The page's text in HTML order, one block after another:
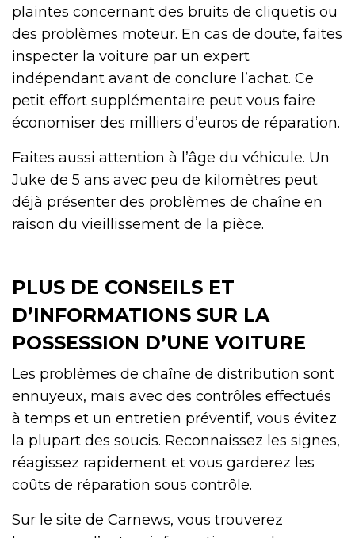
plaintes concernant des bruits de cliquetis ou
des problèmes moteur. En cas de doute, faites
inspecter la voiture par un expert
indépendant avant de conclure l’achat. Ce
petit effort supplémentaire peut vous faire
économiser des milliers d’euros de réparation.
Faites aussi attention à l’âge du véhicule. Un
Juke de 5 ans avec peu de kilomètres peut
déjà présenter des problèmes de chaîne en
raison du vieillissement de la pièce.
PLUS DE CONSEILS ET
D’INFORMATIONS SUR LA
POSSESSION D’UNE VOITURE
Les problèmes de chaîne de distribution sont
ennuyeux, mais avec des contrôles effectués
à temps et un entretien préventif, vous évitez
la plupart des soucis. Reconnaissez les signes,
réagissez rapidement et vous garderez les
coûts de réparation sous contrôle.
Sur le site de Carnews, vous trouverez